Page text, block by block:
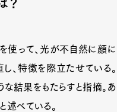
？
使って、光が不自然に顔に
、特徴を際立たせている。
な結果をもたらすと指摘。あ
述べている。